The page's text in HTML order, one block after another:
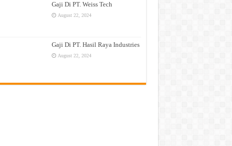
Gaji Di PT. Weiss Tech
August 22, 2024
Gaji Di PT. Hasil Raya Industries
August 22, 2024